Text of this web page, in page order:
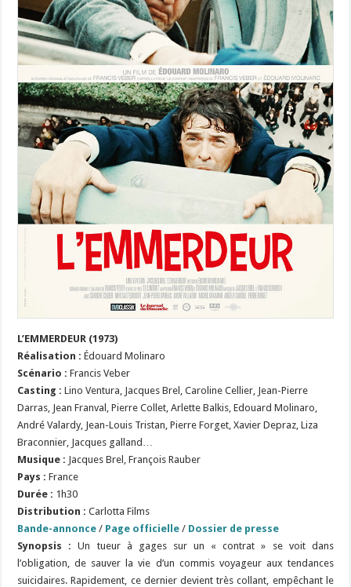
L’EMMERDEUR (1973)
Réalisation :Édouard Molinaro
Scénario : Francis Veber
Casting :Lino Ventura, Jacques Brel, Caroline Cellier, Jean-Pierre
Darras, Jean Franval, Pierre Collet, Arlette Balkis, Edouard Molinaro,
André Valardy, Jean-Louis Tristan, Pierre Forget, Xavier Depraz, Liza
Braconnier, Jacques galland…
Musique : Jacques Brel, François Rauber
Pays : France
Durée : 1h30
Distribution : Carlotta Films
Bande-annonce / Page officielle / Dossier de presse
Synopsis :Un tueur à gages sur un « contrat » se voit dans
l’obligation, de sauver la vie d’un commis voyageur aux tendances
suicidaires. Rapidement, ce dernier devient très collant, empêchant le